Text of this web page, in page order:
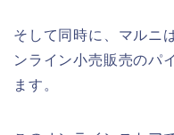
そして同時に、マルニ
ンライン小売販売のパ
ます。